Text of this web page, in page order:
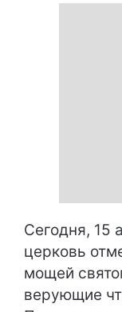
Сегодня, 15
церковь
мощей
верующие